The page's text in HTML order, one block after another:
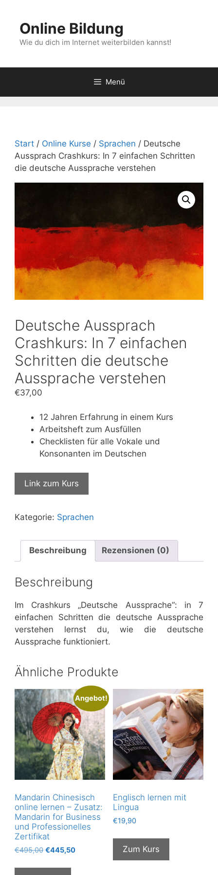
springenOnline Bildung
Wie du dich im Internet weiterbilden kannst!
Menü
Start / Online Kurse / Sprachen / Deutsche
Aussprach Crashkurs: In 7 einfachen Schritten
die deutsche Aussprache verstehen
Deutsche Aussprach
Crashkurs: In 7 einfachen
Schritten die deutsche
Aussprache verstehen
€37,00
12 Jahren Erfahrung in einem Kurs
Arbeitsheft zum Ausfüllen
Checklisten für alle Vokale und
Konsonanten im Deutschen
Link zum Kurs
Kategorie: Sprachen
Beschreibung Rezensionen (0)
Beschreibung
Im Crashkurs „Deutsche Aussprache“: in 7
einfachen Schritten die deutsche Aussprache
verstehen lernst du, wie die deutsche
Aussprache funktioniert.
Ähnliche Produkte
Angebot!
Mandarin Chinesisch
online lernen – Zusatz:
Mandarin for Business
und Professionelles
Zertifikat
€495,00 Ursprünglicher
war:
€445,50Aktueller
Englisch lernen mit
Lingua
€19,90
Zum Kurs